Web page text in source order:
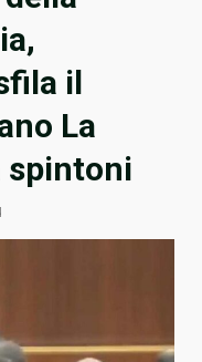
il
La
spintoni